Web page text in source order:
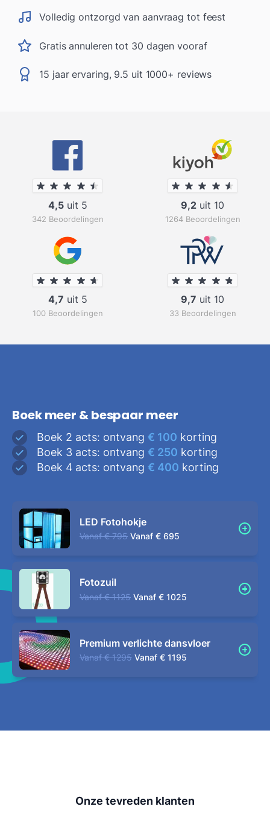
Volledig ontzorgd van aanvraag tot feest
Gratis annuleren tot 30 dagen vooraf
15 jaar ervaring, 9.5 uit 1000+ reviews
4,5uit 5
342 Beoordelingen
9,2 uit 10
1264 Beoordelingen
4,7 uit 5
100 Beoordelingen
9,7 uit 10
33 Beoordelingen
Boek meer & bespaar meer
Boek 2 acts: ontvang € 100 korting
Boek 3 acts: ontvang € 250 korting
Boek 4 acts: ontvang € 400 korting
LED Fotohokje
Vanaf € 795 Vanaf € 695
Fotozuil
Vanaf € 1125 Vanaf € 1025
Premium verlichte dansvloer
Vanaf € 1295 Vanaf € 1195
Onze tevreden klanten